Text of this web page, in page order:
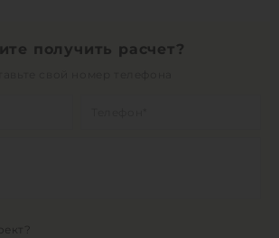
получить расчет?